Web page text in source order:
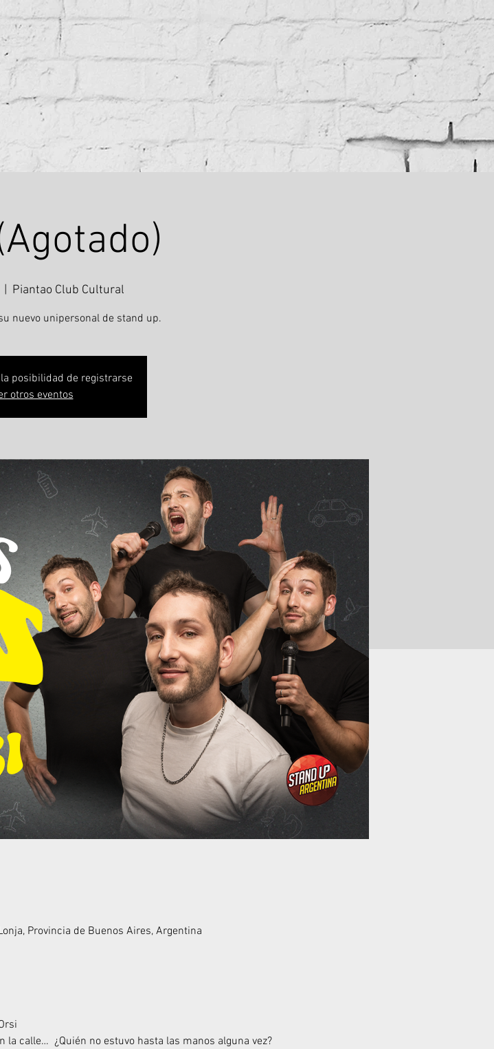
Piantao Club Cultural
nuevo unipersonal de stand up.
posibilidad de registrarse
otros eventos
Provincia de Buenos Aires, Argentina
calle…  ¿Quién no estuvo hasta las manos alguna vez?